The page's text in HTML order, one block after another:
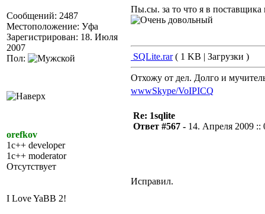
Сообщений: 2487
Местоположение: Уфа
Зарегистрирован: 18. Июля
2007
Пол:
Пы.сы. за то что я в
SQLite.rar( 1 KB | Загрузки )
Отхожу от дел. Долго и
wwwSkype/VoIPICQ
orefkov
1c++ developer
1c++ moderator
Отсутствует
I Love YaBB 2!
Re: 1sqlite
Ответ #567 - 14. Апреля 2009 ::
Исправил.